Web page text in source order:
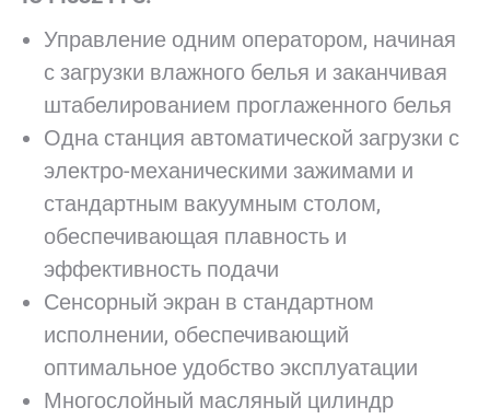
Управление одним оператором, начиная
с загрузки влажного белья и заканчивая
штабелированием проглаженного белья
Одна станция автоматической загрузки с
электро-механическими зажимами и
стандартным вакуумным столом,
обеспечивающая плавность и
эффективность подачи
Сенсорный экран в стандартном
исполнении, обеспечивающий
оптимальное удобство эксплуатации
Многослойный масляный цилиндр